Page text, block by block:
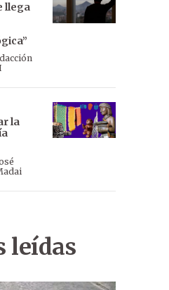
llega
la
leídas